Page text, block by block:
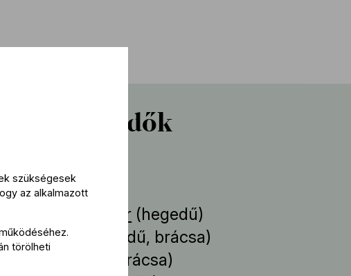
Közreműködők
Bedő Eszter (hegedű)
Gábor
(hegedű, brácsa)
(brácsa)
szükségesek
az alkalmazott
törölheti